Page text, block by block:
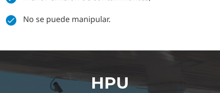
No se puede manipular.
HPU